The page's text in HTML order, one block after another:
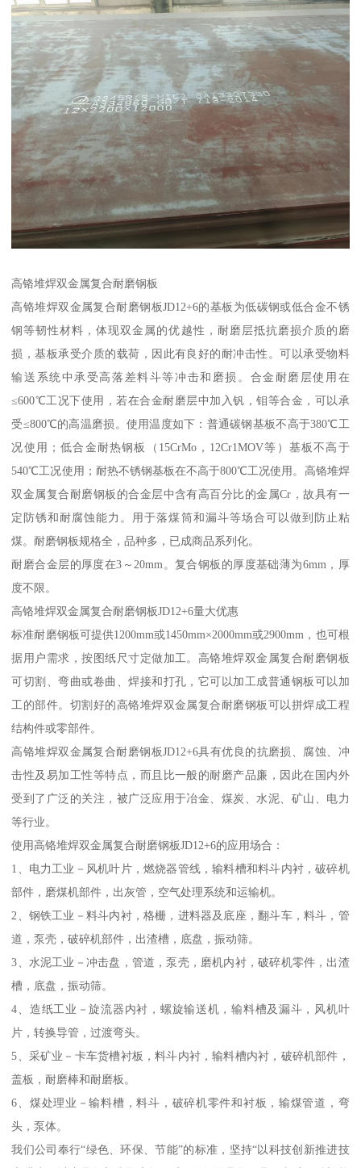
高铬堆焊双金属复合耐磨钢板
高铬堆焊双金属复合耐磨钢板JD12+6的基板为低碳钢或低合金不锈
钢等韧性材料，体现双金属的优越性，耐磨层抵抗磨损介质的磨
损，基板承受介质的载荷，因此有良好的耐冲击性。可以承受物料
输送系统中承受高落差料斗等冲击和磨损。合金耐磨层使用在
≤600℃工况下使用，若在合金耐磨层中加入钒，钼等合金，可以承
受≤800℃的高温磨损。使用温度如下：普通碳钢基板不高于380℃工
况使用；低合金耐热钢板（15CrMo，12Cr1MOV等）基板不高于
540℃工况使用；耐热不锈钢基板在不高于800℃工况使用。高铬堆焊
双金属复合耐磨钢板的合金层中含有高百分比的金属Cr，故具有一
定防锈和耐腐蚀能力。用于落煤筒和漏斗等场合可以做到防止粘
煤。耐磨钢板规格全，品种多，已成商品系列化。
耐磨合金层的厚度在3～20mm。复合钢板的厚度基础薄为6mm，厚
度不限。
高铬堆焊双金属复合耐磨钢板JD12+6量大优惠
标准耐磨钢板可提供1200mm或1450mm×2000mm或2900mm，也可根
据用户需求，按图纸尺寸定做加工。高铬堆焊双金属复合耐磨钢板
可切割、弯曲或卷曲、焊接和打孔，它可以加工成普通钢板可以加
工的部件。切割好的高铬堆焊双金属复合耐磨钢板可以拼焊成工程
结构件或零部件。
高铬堆焊双金属复合耐磨钢板JD12+6具有优良的抗磨损、腐蚀、冲
击性及易加工性等特点，而且比一般的耐磨产品廉，因此在国内外
受到了广泛的关注，被广泛应用于冶金、煤炭、水泥、矿山、电力
等行业。
使用高铬堆焊双金属复合耐磨钢板JD12+6的应用场合：
1、电力工业－风机叶片，燃烧器管线，输料槽和料斗内衬，破碎机
部件，磨煤机部件，出灰管，空气处理系统和运输机。
2、钢铁工业－料斗内衬，格栅，进料器及底座，翻斗车，料斗，管
道，泵壳，破碎机部件，出渣槽，底盘，振动筛。
3、水泥工业－冲击盘，管道，泵壳，磨机内衬，破碎机零件，出渣
槽，底盘，振动筛。
4、造纸工业－旋流器内衬，螺旋输送机，输料槽及漏斗，风机叶
片，转换导管，过渡弯头。
5、采矿业－卡车货槽衬板，料斗内衬，输料槽内衬，破碎机部件，
盖板，耐磨棒和耐磨板。
6、煤处理业－输料槽，料斗，破碎机零件和衬板，输煤管道，弯
头，泵体。
我们公司奉行“绿色、环保、节能”的标准，坚持“以科技创新推进技